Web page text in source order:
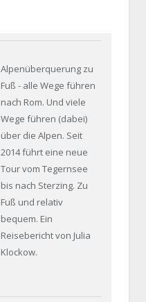
Alpenüberquerung zu
Fuß - alle Wege führen
nach Rom. Und viele
Wege führen (dabei)
über die Alpen. Seit
2014 führt eine neue
Tour vom Tegernsee
bis nach Sterzing. Zu
Fuß und relativ
bequem. Ein
Reisebericht von Julia
Klockow.